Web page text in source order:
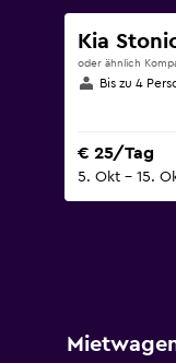
Kia
oder ähnlich
Bis zu 4
€ 25/Tag
5. Okt – 15.